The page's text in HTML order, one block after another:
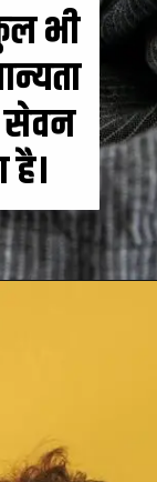
भी
सेवन